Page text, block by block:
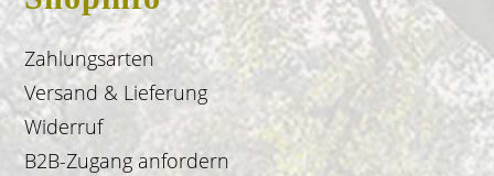
Zahlungsarten
Versand & Lieferung
Widerruf
B2B-Zugang anfordern